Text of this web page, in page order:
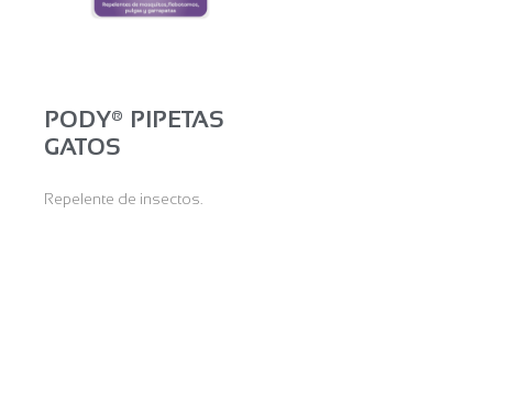
PODY® PIPETAS
GATOS
Repelente de insectos.